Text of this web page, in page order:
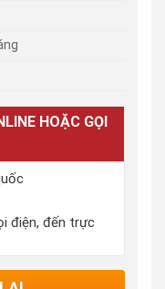
HOẶC GỌI
điện, đến trực